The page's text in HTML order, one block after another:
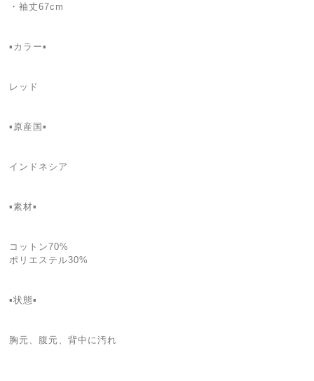
・袖丈67cm
▪️カラー▪️
レッド
▪️原産国▪️
インドネシア
▪️素材▪️
コットン70%
ポリエステル30%
▪️状態▪️
胸元、腹元、背中に汚れ